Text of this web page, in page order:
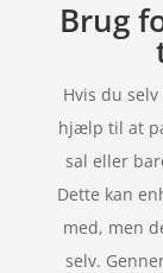
Brug
Hvis du
hjælp til at
sal eller
Dette kan
med, men
selv.